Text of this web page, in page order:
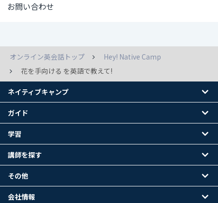
お問い合わせ
オンライン英会話トップ
Hey! Native Camp
花を手向ける を英語で教えて!
ネイティブキャンプ
ガイド
学習
講師を探す
その他
会社情報